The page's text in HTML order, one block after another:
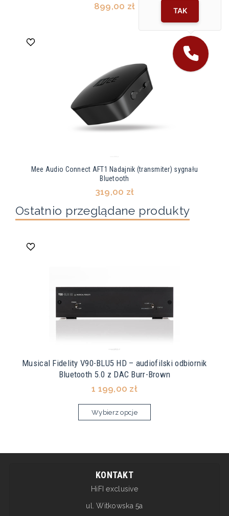
899,00 zł
Mee Audio Connect AFT1 Nadajnik (transmiter) sygnału
Bluetooth
319,00 zł
Ostatnio przeglądane produkty
Musical Fidelity V90-BLU5 HD – audiofilski odbiornik
Bluetooth 5.0 z DAC Burr-Brown
1 199,00 zł
Wybierz opcje
KONTAKT
HiFI exclusive
ul. Witkowska 5a
TAK